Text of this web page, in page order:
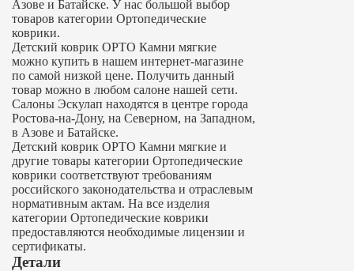
Азове и Батайске. У нас большой выбор
товаров категории Ортопедические
коврики.
Детский коврик ОРТО Камни мягкие
можно купить в нашем интернет-магазине
по самой низкой цене. Получить данный
товар можно в любом салоне нашей сети.
Салоны Эскулап находятся в центре города
Ростова-на-Дону, на Северном, на Западном,
в Азове и Батайске.
Детский коврик ОРТО Камни мягкие и
другие товары категории Ортопедические
коврики соответствуют требованиям
российского законодательства и отраслевым
нормативным актам. На все изделия
категории Ортопедические коврики
предоставляются необходимые лицензии и
сертификаты.
Детали